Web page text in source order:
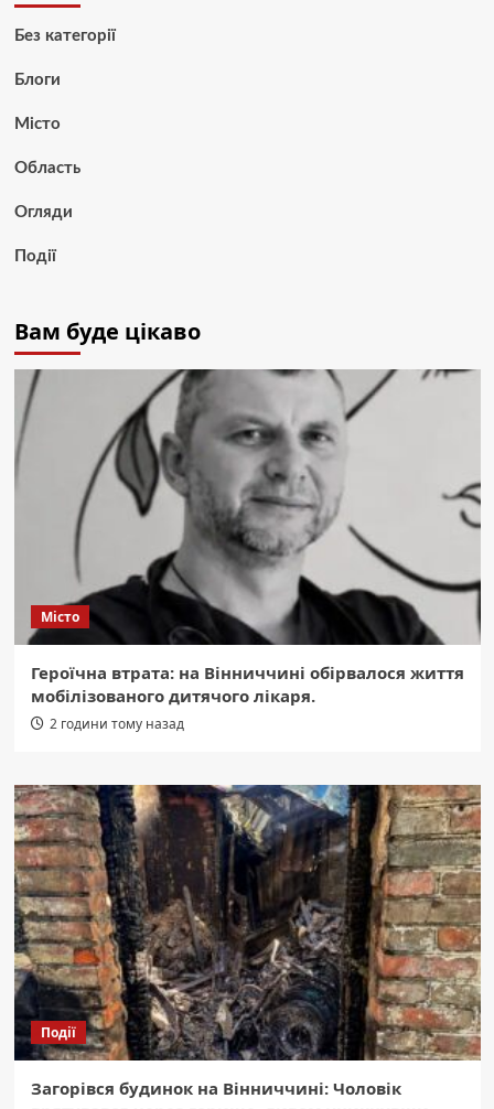
Без категорії
Блоги
Місто
Область
Огляди
Події
Вам буде цікаво
Місто
Героїчна втрата: на Вінниччині обірвалося життя
мобілізованого дитячого лікаря.
2 години тому назад
Події
Загорівся будинок на Вінниччині: Чоловік